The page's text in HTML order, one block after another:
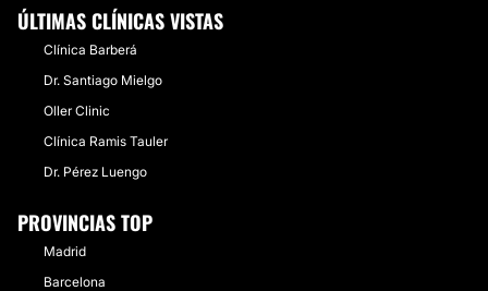
ÚLTIMAS CLÍNICAS VISTAS
Clínica Barberá
Dr. Santiago Mielgo
Oller Clinic
Clínica Ramis Tauler
Dr. Pérez Luengo
PROVINCIAS TOP
Madrid
Barcelona